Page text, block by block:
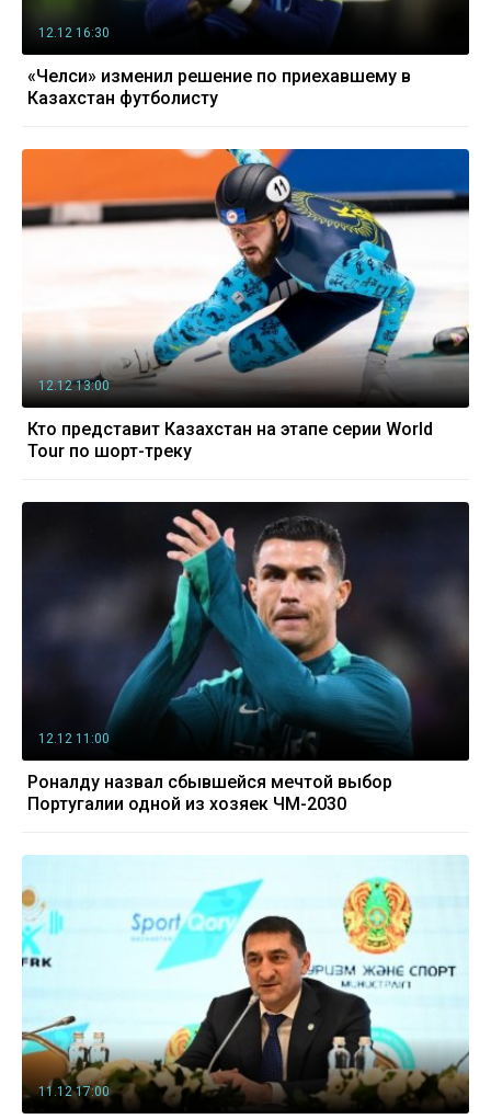
12.12 16:30
«Челси» изменил решение по приехавшему в
Казахстан футболисту
12.12 13:00
Кто представит Казахстан на этапе серии World
Tour по шорт-треку
12.12 11:00
Роналду назвал сбывшейся мечтой выбор
Португалии одной из хозяек ЧМ-2030
11.12 17:00